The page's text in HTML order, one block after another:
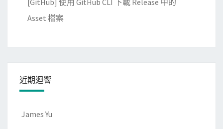
[GitHub] 使用 GitHub CLI 下載 Release 中的
Asset 檔案
近期迴響
James Yu